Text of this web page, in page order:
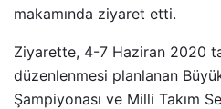
makamında ziyaret etti.
Ziyarette, 4-7 Haziran 2020
düzenlenmesi planlanan
Şampiyonası ve Milli Takım